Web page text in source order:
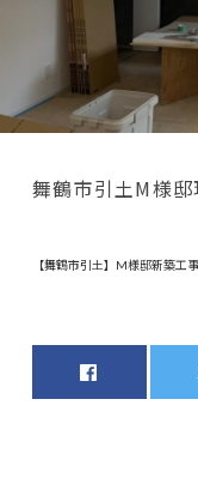
舞鶴市引土M様
【舞鶴市引土】M様邸新築工